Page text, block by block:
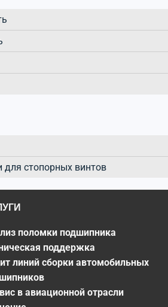
стопорных винтов
поломки подшипника
поддержка
линий сборки автомобильных
в авиационной отрасли